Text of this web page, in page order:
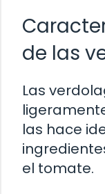
de las
Las
las hace
el tomate.